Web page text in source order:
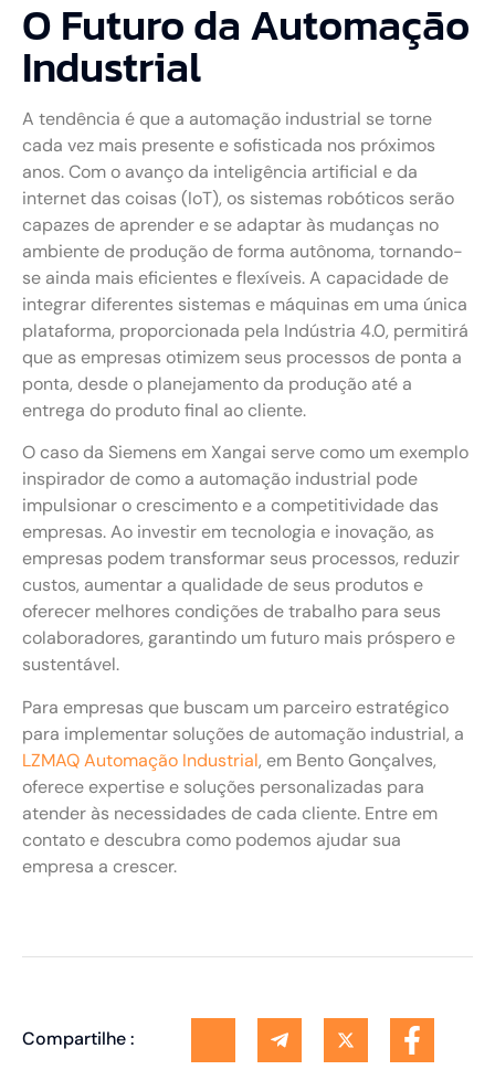
O Futuro da Automação
Industrial
A tendência é que a automação industrial se torne
cada vez mais presente e sofisticada nos próximos
anos. Com o avanço da inteligência artificial e da
internet das coisas (IoT), os sistemas robóticos serão
capazes de aprender e se adaptar às mudanças no
ambiente de produção de forma autônoma, tornando-
se ainda mais eficientes e flexíveis. A capacidade de
integrar diferentes sistemas e máquinas em uma única
plataforma, proporcionada pela Indústria 4.0, permitirá
que as empresas otimizem seus processos de ponta a
ponta, desde o planejamento da produção até a
entrega do produto final ao cliente.
O caso da Siemens em Xangai serve como um exemplo
inspirador de como a automação industrial pode
impulsionar o crescimento e a competitividade das
empresas. Ao investir em tecnologia e inovação, as
empresas podem transformar seus processos, reduzir
custos, aumentar a qualidade de seus produtos e
oferecer melhores condições de trabalho para seus
colaboradores, garantindo um futuro mais próspero e
sustentável.
Para empresas que buscam um parceiro estratégico
para implementar soluções de automação industrial, a
LZMAQ Automação Industrial, em Bento Gonçalves,
oferece expertise e soluções personalizadas para
atender às necessidades de cada cliente. Entre em
contato e descubra como podemos ajudar sua
empresa a crescer.
Compartilhe :